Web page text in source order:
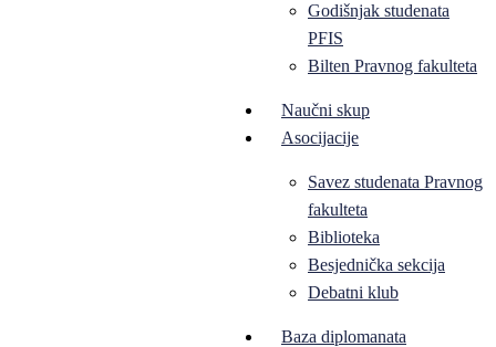
Godišnjak studenata
PFIS
Bilten Pravnog fakulteta
Naučni skup
Asocijacije
Savez studenata Pravnog
fakulteta
Biblioteka
Besjednička sekcija
Debatni klub
Baza diplomanata